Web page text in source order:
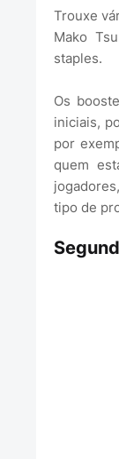
Trouxe
Mako
staples.
Os
iniciais,
por
quem
tipo de